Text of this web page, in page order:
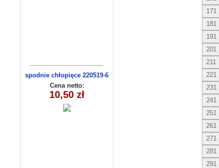
spodnie chłopięce 220519-6
(1- 4) 4 szt
Cena netto:
10,50 zł
171
181
191
201
211
221
231
241
251
261
271
281
291